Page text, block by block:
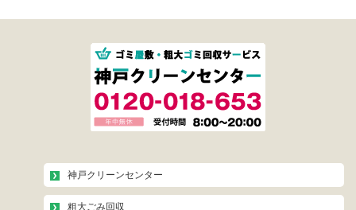
神戸クリーンセンター
粗大ごみ回収